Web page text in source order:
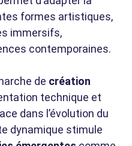
formes artistiques,
immersifs,
contemporaines.
de création
technique et
dans l’évolution du
dynamique stimule